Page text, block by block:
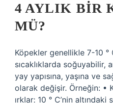
4 AYLIK BIR
MÜ?
Köpekler genellikle 7-10 °
sıcaklıklarda soğuyabilir,
yay yapısına, yaşına ve
olarak değişir. Örneğin: •
ırklar: 10 ° C’nin altındaki